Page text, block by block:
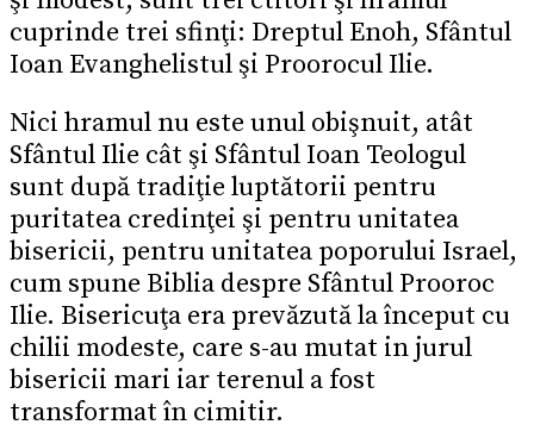
cuprinde trei sfinţi: Dreptul Enoh, Sfântul
Ioan Evanghelistul şi Proorocul Ilie.
Nici hramul nu este unul obişnuit, atât
Sfântul Ilie cât şi Sfântul Ioan Teologul
sunt după tradiţie luptătorii pentru
puritatea credinţei şi pentru unitatea
bisericii, pentru unitatea poporului Israel,
cum spune Biblia despre Sfântul Prooroc
Ilie. Bisericuţa era prevăzută la început cu
chilii modeste, care s-au mutat in jurul
bisericii mari iar terenul a fost
transformat în cimitir.